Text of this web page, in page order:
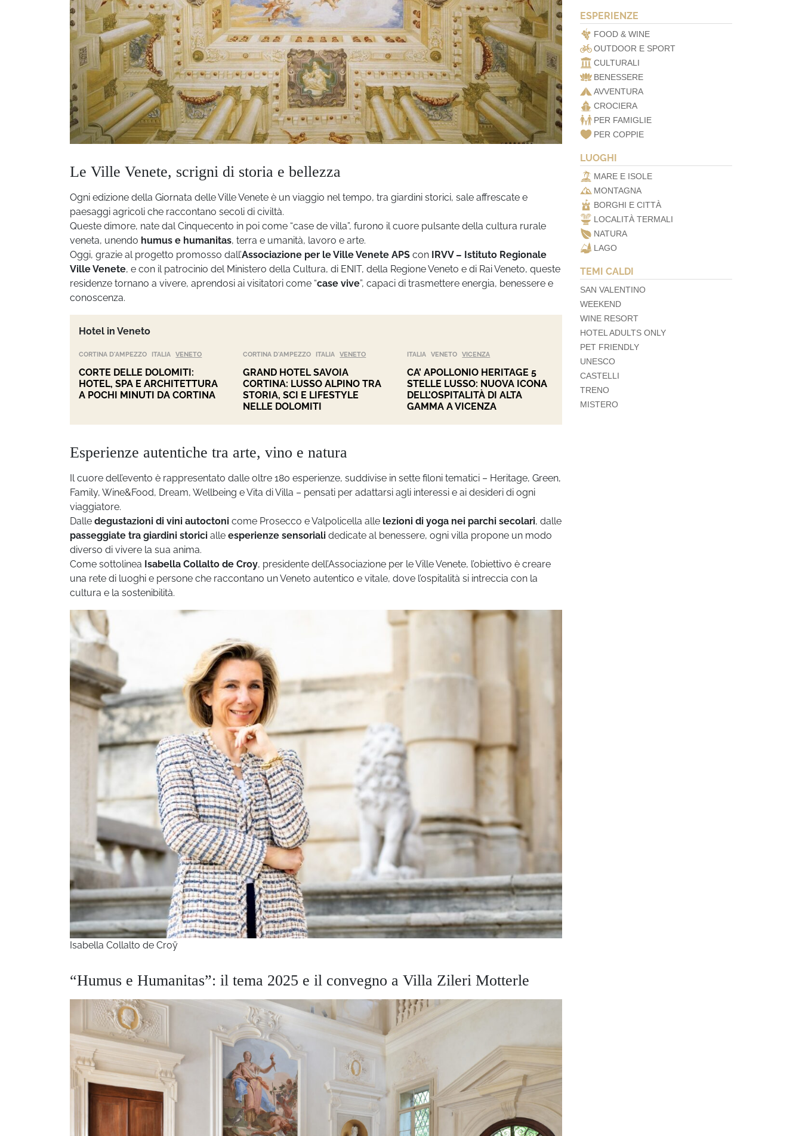
Le Ville Venete, scrigni di storia e bellezza
Ogni edizione della Giornata delle Ville Venete è un viaggio nel tempo, tra giardini storici, sale affrescate e
paesaggi agricoli che raccontano secoli di civiltà.
Queste dimore, nate dal Cinquecento in poi come “case de villa”, furono il cuore pulsante della cultura rurale
veneta, unendo humus e humanitas, terra e umanità, lavoro e arte.
Oggi, grazie al progetto promosso dall’Associazione per le Ville Venete APS con IRVV – Istituto Regionale
Ville Venete, e con il patrocinio del Ministero della Cultura, di ENIT, della Regione Veneto e di Rai Veneto, queste
residenze tornano a vivere, aprendosi ai visitatori come “case vive”, capaci di trasmettere energia, benessere e
conoscenza.
Hotel in Veneto
CORTINA D'AMPEZZO ITALIA VENETO
CORTE DELLE DOLOMITI:
HOTEL, SPA E ARCHITETTURA
A POCHI MINUTI DA CORTINA
CORTINA D'AMPEZZO ITALIA VENETO
GRAND HOTEL SAVOIA
CORTINA: LUSSO ALPINO TRA
STORIA, SCI E LIFESTYLE
NELLE DOLOMITI
ITALIA VENETO VICENZA
CA’ APOLLONIO HERITAGE 5
STELLE LUSSO: NUOVA ICONA
DELL’OSPITALITÀ DI ALTA
GAMMA A VICENZA
Esperienze autentiche tra arte, vino e natura
Il cuore dell’evento è rappresentato dalle oltre 180 esperienze, suddivise in sette filoni tematici – Heritage, Green,
Family, Wine&Food, Dream, Wellbeing e Vita di Villa – pensati per adattarsi agli interessi e ai desideri di ogni
viaggiatore.
Dalle degustazioni di vini autoctoni come Prosecco e Valpolicella alle lezioni di yoga nei parchi secolari, dalle
passeggiate tra giardini storici alle esperienze sensoriali dedicate al benessere, ogni villa propone un modo
diverso di vivere la sua anima.
Come sottolinea Isabella Collalto de Croy, presidente dell’Associazione per le Ville Venete, l’obiettivo è creare
una rete di luoghi e persone che raccontano un Veneto autentico e vitale, dove l’ospitalità si intreccia con la
cultura e la sostenibilità.
Isabella Collalto de Croÿ
“Humus e Humanitas”: il tema 2025 e il convegno a Villa Zileri Motterle
ESPERIENZE
FOOD & WINE
OUTDOOR E SPORT
CULTURALI
BENESSERE
AVVENTURA
CROCIERA
PER FAMIGLIE
PER COPPIE
LUOGHI
MARE E ISOLE
MONTAGNA
BORGHI E CITTÀ
LOCALITÀ TERMALI
NATURA
LAGO
TEMI CALDI
SAN VALENTINO
WEEKEND
WINE RESORT
HOTEL ADULTS ONLY
PET FRIENDLY
UNESCO
CASTELLI
TRENO
MISTERO